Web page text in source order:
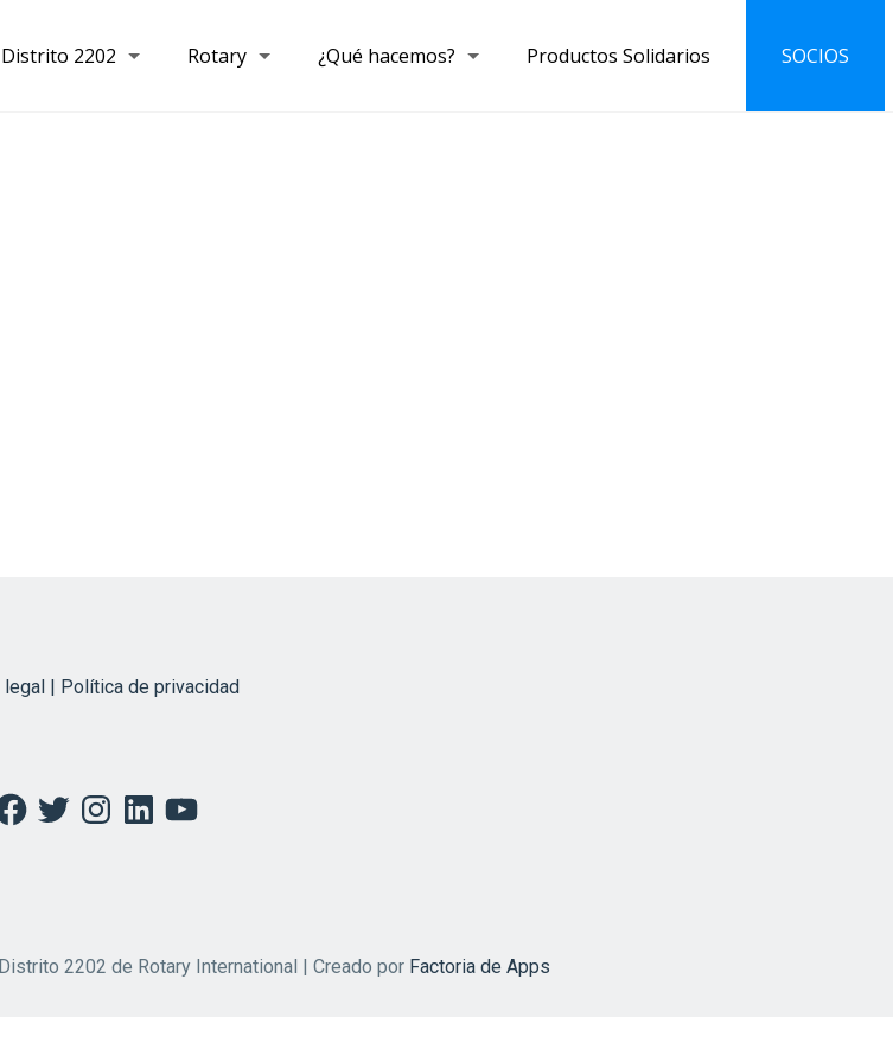
Distrito 2202 Rotary ¿Qué hacemos? Productos Solidarios SOCIOS
| Política de privacidad
TwitterInstagramLinkedInYouTube
2202 de Rotary International | Creado por Factoria de Apps